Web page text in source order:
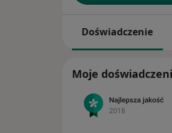
Doświadczenie
Moje